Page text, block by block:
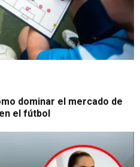
dominar el mercado de
el fútbol